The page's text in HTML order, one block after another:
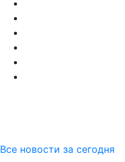
Все новости за сегодня